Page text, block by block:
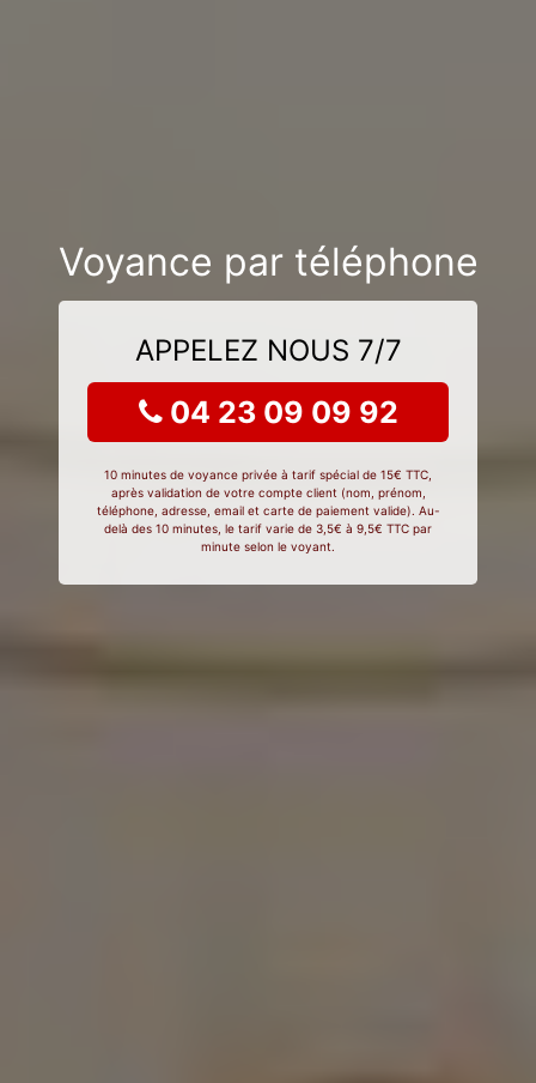
Voyance par téléphone
APPELEZ NOUS 7/7
04 23 09 09 92
10 minutes de voyance privée à tarif spécial de 15€ TTC,
après validation de votre compte client (nom, prénom,
téléphone, adresse, email et carte de paiement valide). Au-
delà des 10 minutes, le tarif varie de 3,5€ à 9,5€ TTC par
minute selon le voyant.